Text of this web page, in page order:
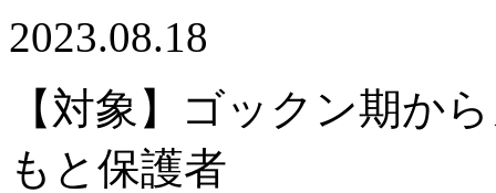
2023.08.18
【対象】ゴックン期か
もと保護者